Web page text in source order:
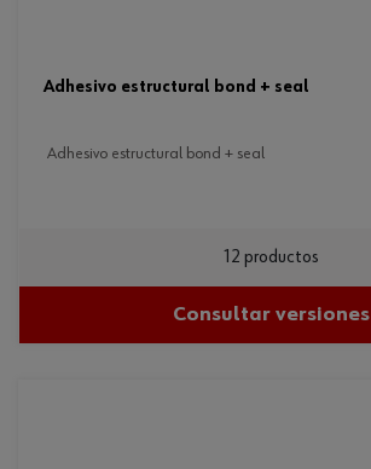
adhesivo estructural bond + seal
adhesivo estructural bond + seal
12 productos
Consultar versiones